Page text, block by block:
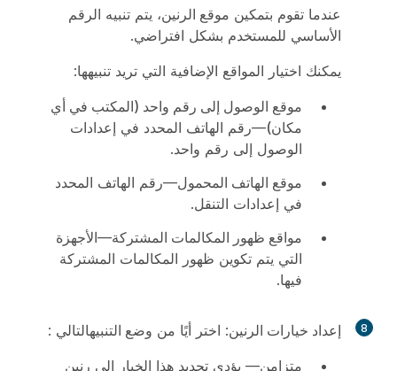
عندما تقوم بتمكين موقع الرنين، يتم تنبيه الرقم
الأساسي للمستخدم بشكل افتراضي.
يمكنك اختيار المواقع الإضافية التي تريد تنبيهها:
موقع الوصول إلى رقم واحد (المكتب في أي
مكان)—رقم الهاتف المحدد في إعدادات
الوصول إلى رقم واحد.
موقع الهاتف المحمول—رقم الهاتف المحدد
في إعدادات التنقل.
مواقع ظهور المكالمات المشتركة—الأجهزة
التي يتم تكوين ظهور المكالمات المشتركة
فيها.
8 إعداد خيارات الرنين: اختر أيًا من وضع التنبيهالتالي :
متزامن— يؤدي تحديد هذا الخيار إلى رنين